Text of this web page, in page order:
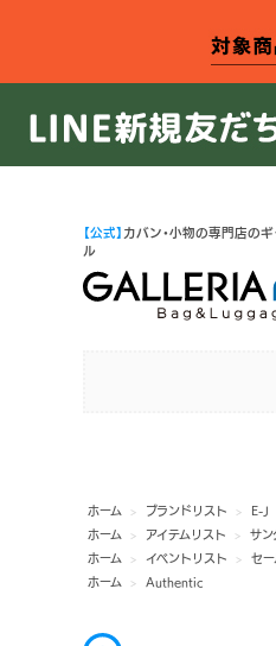
【公式】 カバン・小物の専門店の
ル
ホーム > ブランドリスト > E-J
ホーム
> アイテムリスト > サン
ホーム
> イベントリスト > セー
ホーム
> Authentic